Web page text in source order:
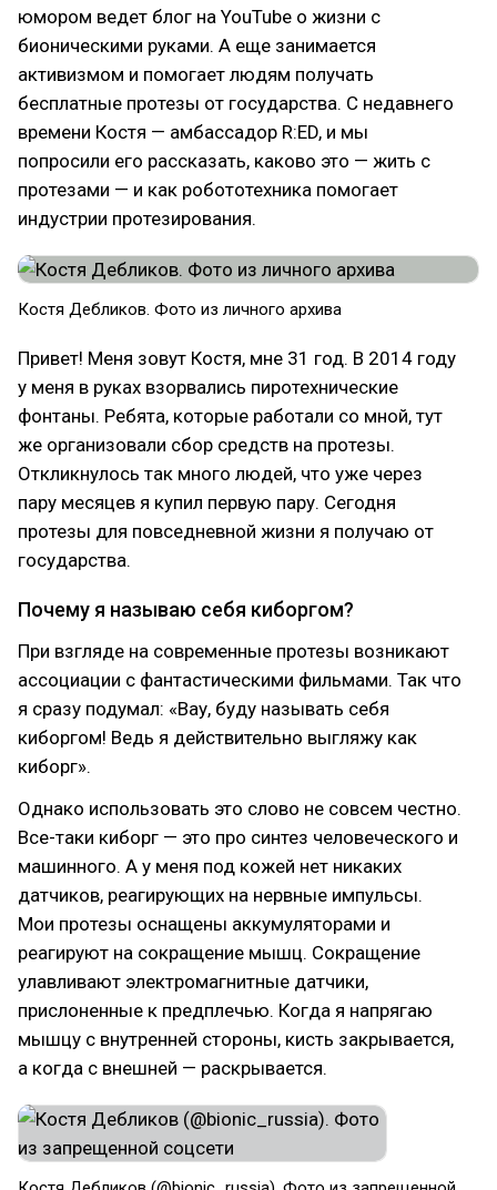
юмором ведет блог на YouTube о жизни с
бионическими руками. А еще занимается
активизмом и помогает людям получать
бесплатные протезы от государства. С недавнего
времени Костя — амбассадор R:ED, и мы
попросили его рассказать, каково это — жить с
протезами — и как робототехника помогает
индустрии протезирования.
Костя Дебликов. Фото из личного архива
Привет! Меня зовут Костя, мне 31 год. В 2014 году
у меня в руках взорвались пиротехнические
фонтаны. Ребята, которые работали со мной, тут
же организовали сбор средств на протезы.
Откликнулось так много людей, что уже через
пару месяцев я купил первую пару. Сегодня
протезы для повседневной жизни я получаю от
государства.
Почему я называю себя киборгом?
При взгляде на современные протезы возникают
ассоциации с фантастическими фильмами. Так что
я сразу подумал: «Вау, буду называть себя
киборгом! Ведь я действительно выгляжу как
киборг».
Однако использовать это слово не совсем честно.
Все-таки киборг — это про синтез человеческого и
машинного. А у меня под кожей нет никаких
датчиков, реагирующих на нервные импульсы.
Мои протезы оснащены аккумуляторами и
реагируют на сокращение мышц. Сокращение
улавливают электромагнитные датчики,
прислоненные к предплечью. Когда я напрягаю
мышцу с внутренней стороны, кисть закрывается,
а когда с внешней — раскрывается.